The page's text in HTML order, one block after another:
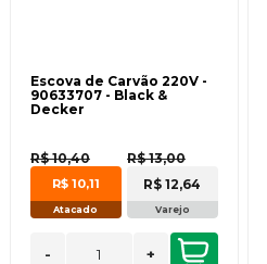
Escova de Carvão 220V -
90633707 - Black &
Decker
R$ 10,40
R$ 10,11
Atacado
R$ 13,00
R$ 12,64
Varejo
- +